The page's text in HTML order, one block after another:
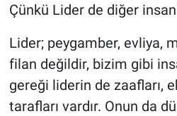
Çünkü Lider de diğer
Lider; peygamber, evliya,
filan değildir, bizim gibi
gereği liderin de zaafları,
tarafları vardır. Onun da